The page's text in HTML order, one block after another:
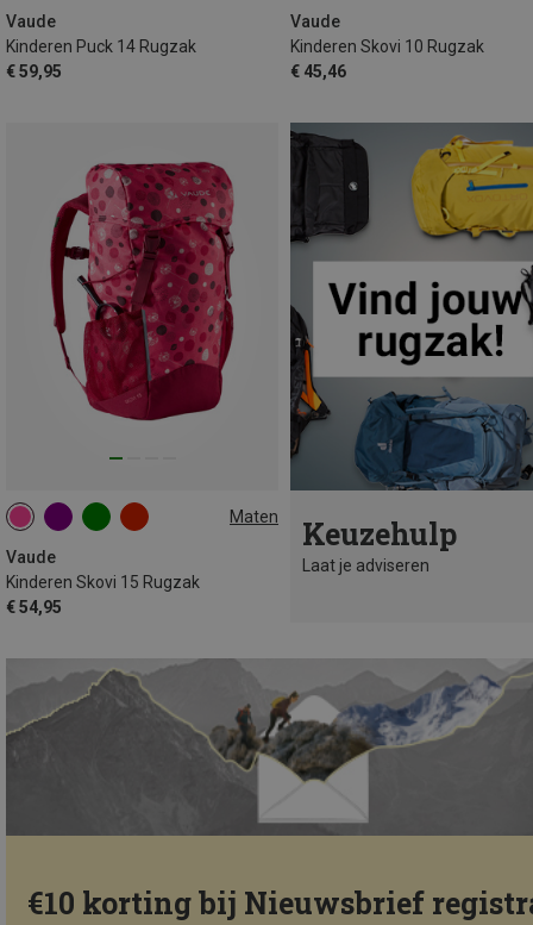
Vaude
Kinderen Puck 14 Rugzak
€ 59,95
Vaude
Kinderen Skovi 10 Rugzak
€ 45,46
Maten
Vaude
Kinderen Skovi 15 Rugzak
€ 54,95
15L Keuzehulp
Laat je adviseren
€10 korting bij Nieuwsbrief